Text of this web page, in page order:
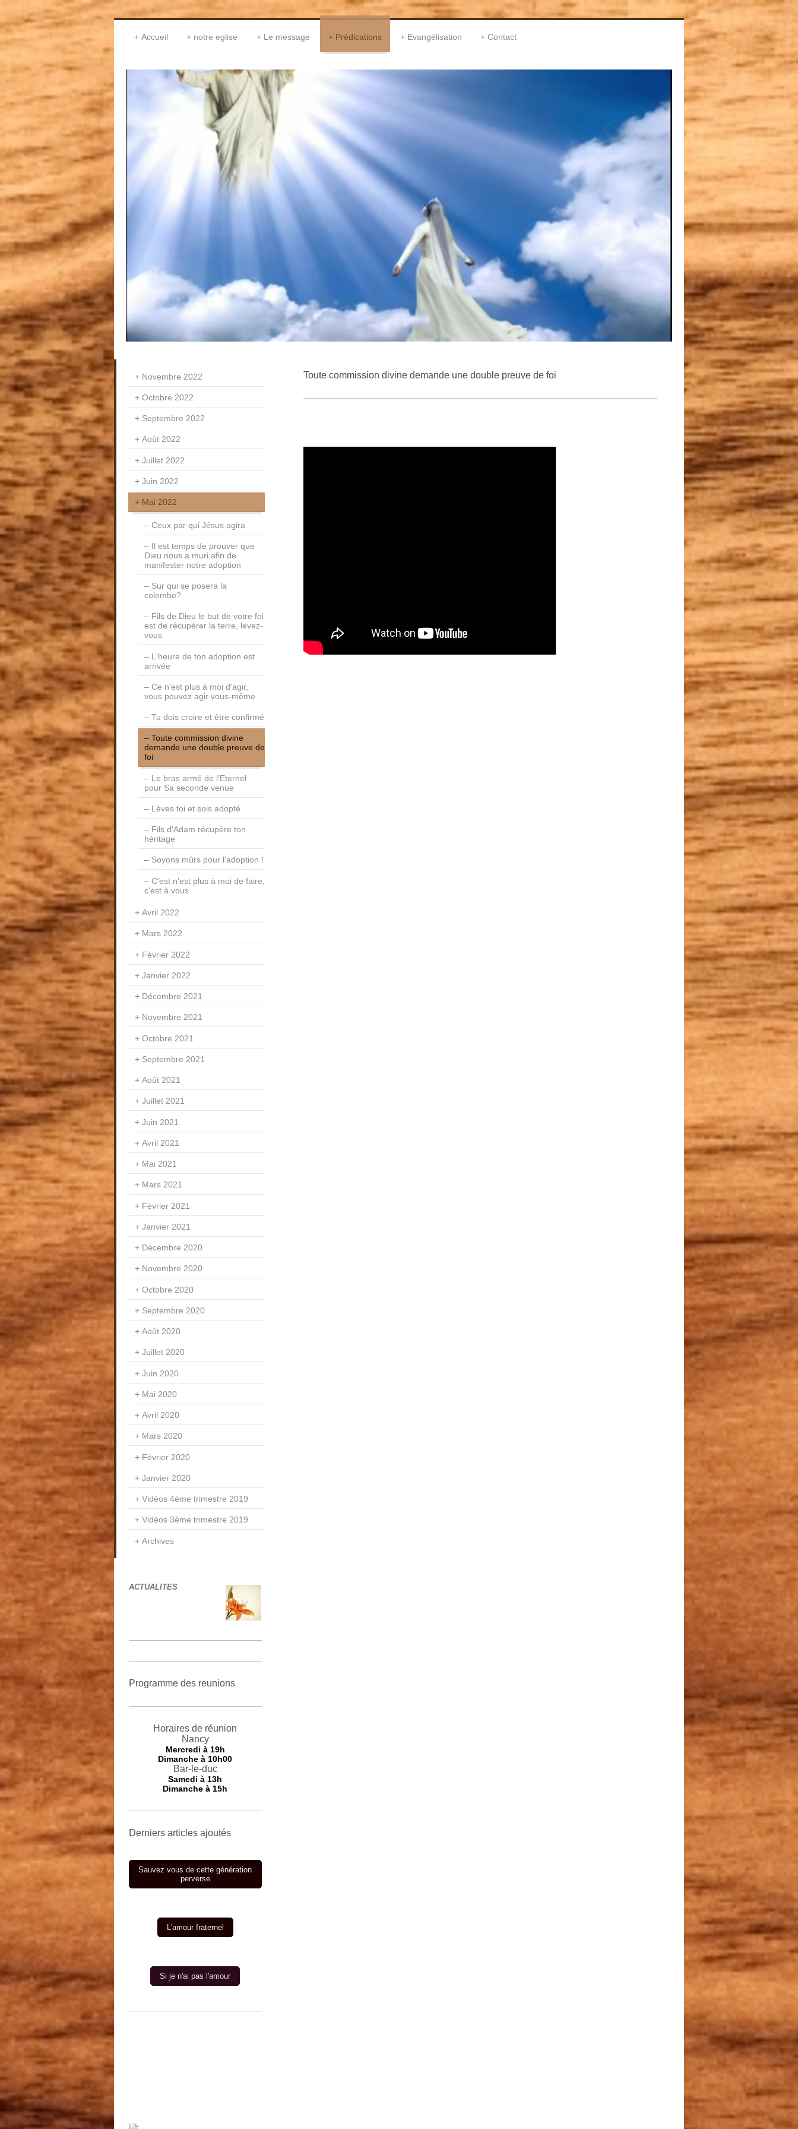
Accueil notre eglise Le message Prédications Evangélisation Contact
Toute commission divine demande une double preuve de foi
Novembre 2022
Octobre 2022
Septembre 2022
Août 2022
Juillet 2022
Juin 2022
Mai 2022
Ceux par qui Jésus agira
Il est temps de prouver que
Dieu nous a muri afin de
manifester notre adoption
Sur qui se posera la
colombe?
Fils de Dieu le but de votre foi
est de récupérer la terre, levez-
vous
L'heure de ton adoption est
arrivée
Ce n'est plus à moi d'agir,
vous pouvez agir vous-même
Tu dois croire et être confirmé
Toute commission divine
demande une double preuve de
foi
Le bras armé de l’Eternel
pour Sa seconde venue
Lèves toi et sois adopté
Fils d'Adam récupère ton
héritage
Soyons mûrs pour l’adoption !
C'est n'est plus à moi de faire,
c'est à vous
Avril 2022
Mars 2022
Février 2022
Janvier 2022
Décembre 2021
Novembre 2021
Octobre 2021
Septembre 2021
Août 2021
Juillet 2021
Juin 2021
Avril 2021
Mai 2021
Mars 2021
Février 2021
Janvier 2021
Décembre 2020
Novembre 2020
Octobre 2020
Septembre 2020
Août 2020
Juillet 2020
Juin 2020
Mai 2020
Avril 2020
Mars 2020
Février 2020
Janvier 2020
Vidéos 4ème trimestre 2019
Vidéos 3ème trimestre 2019
Archives
ACTUALITES
Programme des reunions
Horaires de réunion
Nancy
Mercredi à 19h
Dimanche à 10h00
Bar-le-duc
Samedi à 13h
Dimanche à 15h
Derniers articles ajoutés
Sauvez vous de cette génération
perverse
L'amour fraternel
Si je n'ai pas l'amour